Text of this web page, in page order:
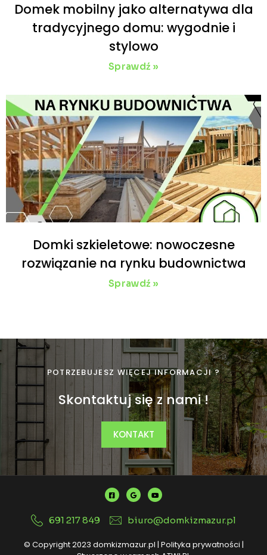
Domek mobilny jako alternatywa dla
tradycyjnego domu: wygodnie i
stylowo
Sprawdź »
Domki szkieletowe: nowoczesne
rozwiązanie na rynku budownictwa
Sprawdź »
POTRZEBUJESZ WIĘCEJ INFORMACJI ?
Skontaktuj się z nami !
KONTAKT
© Copyright 2023 domkizmazur.pl | Polityka prywatności |
691 217 849 biuro@domkizmazur.pl